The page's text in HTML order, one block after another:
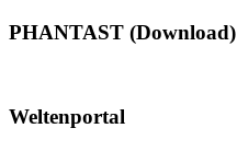
PHANTAST (Download)
Weltenportal